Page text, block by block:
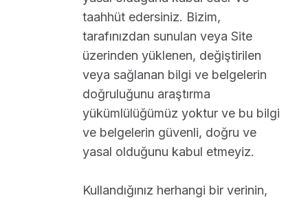
taahhüt edersiniz. Bizim,
tarafınızdan sunulan veya Site
üzerinden yüklenen, değiştirilen
veya sağlanan bilgi ve belgelerin
doğruluğunu araştırma
yükümlülüğümüz yoktur ve bu bilgi
ve belgelerin güvenli, doğru ve
yasal olduğunu kabul etmeyiz.
Kullandığınız herhangi bir verinin,